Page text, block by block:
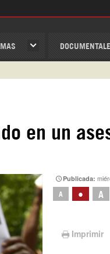
en un
Publicada:
A • A
Imprimir